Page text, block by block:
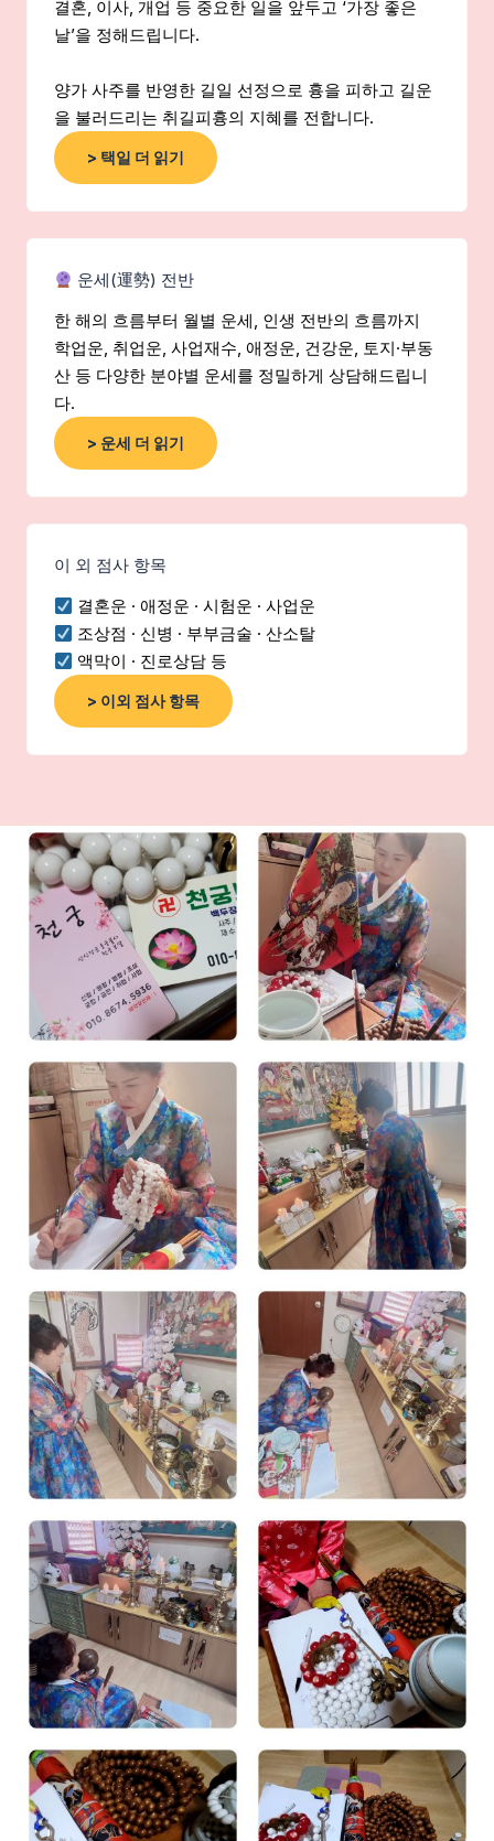
결혼, 이사, 개업 등 중요한 일을 앞두고 ‘가장 좋은
날’을 정해드립니다.
양가 사주를 반영한 길일 선정으로 흉을 피하고 길운
을 불러드리는 취길피흉의 지혜를 전합니다.
> 택일 더 읽기
운세(運勢) 전반
한 해의 흐름부터 월별 운세, 인생 전반의 흐름까지
학업운, 취업운, 사업재수, 애정운, 건강운, 토지·부동
산 등 다양한 분야별 운세를 정밀하게 상담해드립니
다.
> 운세 더 읽기
이 외 점사 항목
결혼운 · 애정운 · 시험운 · 사업운
조상점 · 신병 · 부부금술 · 산소탈
액막이 · 진로상담 등
> 이외 점사 항목
광주점집 광주점집
광주점집 광주점집
광주점집 광주점집
광주점집 광주점집